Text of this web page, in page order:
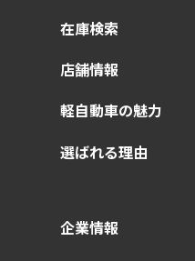
在庫検索
店舗情報
軽自動車の魅力
選ばれる理由
企業情報